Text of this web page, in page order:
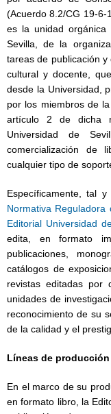
(Acuerdo 8.2/CG 19-6-
es la unidad orgánica
Sevilla, de la
tareas de publicación
cultural y docente,
desde la Universidad,
por los miembros de
artículo 2 de dicha
Universidad de
comercialización de
cualquier tipo de
Específicamente, tal
Normativa
Editorial Universidad
edita, en formato
publicaciones,
catálogos de
revistas editadas por
unidades de
reconocimiento de su
de la calidad y el
Líneas de
En el marco de su
en formato libro, la